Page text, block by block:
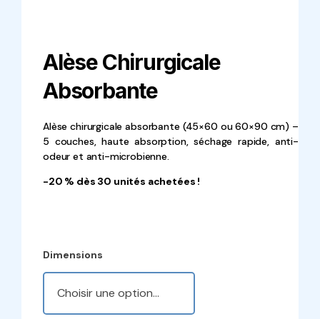
Alèse Chirurgicale
Absorbante
Alèse chirurgicale absorbante (45×60 ou 60×90 cm) –
5 couches, haute absorption, séchage rapide, anti-
odeur et anti-microbienne.
-20 % dès 30 unités achetées !
Dimensions